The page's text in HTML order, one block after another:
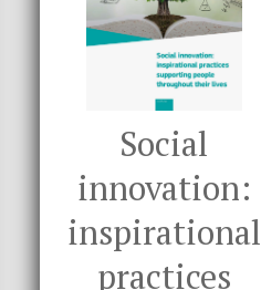
Social
innovation:
inspirational
practices